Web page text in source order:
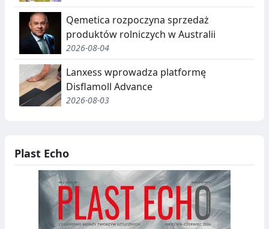
Qemetica rozpoczyna sprzedaż
produktów rolniczych w Australii
2026-08-04
Lanxess wprowadza platformę
Disflamoll Advance
2026-08-03
Plast Echo